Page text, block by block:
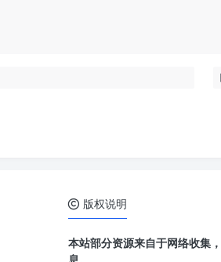
版权说明
本站部分资源来自于网络收集